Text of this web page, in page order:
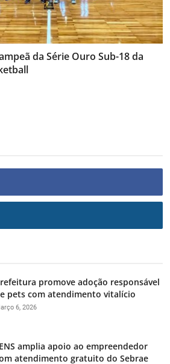
da Série Ouro Sub-18 da
promove adoção responsável
pets com atendimento vitalício
6, 2026
amplia apoio ao empreendedor
atendimento gratuito do Sebrae